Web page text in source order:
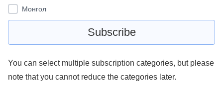
Монгол
You can select multiple subscription categories, but please
note that you cannot reduce the categories later.